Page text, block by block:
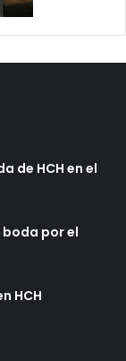
de HCH en el
boda por el
HCH